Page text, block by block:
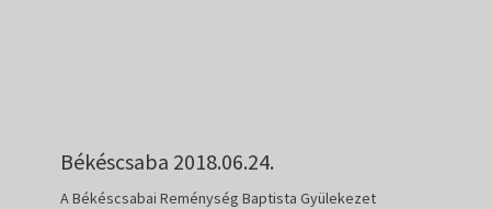
Békéscsaba 2018.06.24.
A Békéscsabai Reménység Baptista Gyülekezet